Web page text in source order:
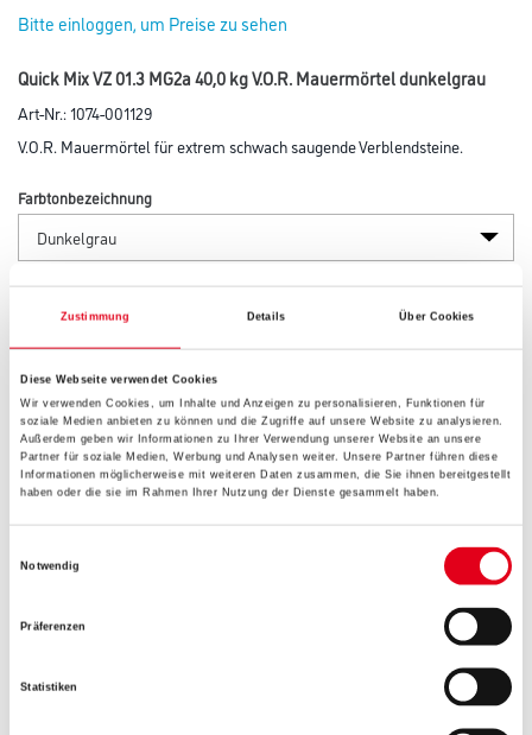
Zustimmung Details Über Cookies
Diese Webseite verwendet Cookies
Wir verwenden Cookies, um Inhalte und Anzeigen zu personalisieren, Funktionen für
soziale Medien anbieten zu können und die Zugriffe auf unsere Website zu analysieren.
Außerdem geben wir Informationen zu Ihrer Verwendung unserer Website an unsere
Partner für soziale Medien, Werbung und Analysen weiter. Unsere Partner führen diese
Informationen möglicherweise mit weiteren Daten zusammen, die Sie ihnen bereitgestellt
haben oder die sie im Rahmen Ihrer Nutzung der Dienste gesammelt haben.
Notwendig
Präferenzen
Statistiken
Bitte einloggen, um Preise zu sehen
Quick Mix VZ 01.3 MG2a 40,0 kg V.O.R. Mauermörtel dunkelgrau
Art-Nr.:1074-001129
V.O.R. Mauermörtel für extrem schwach saugende Verblendsteine.
Farbtonbezeichnung
Gebinde
Umrechnungsfaktoren